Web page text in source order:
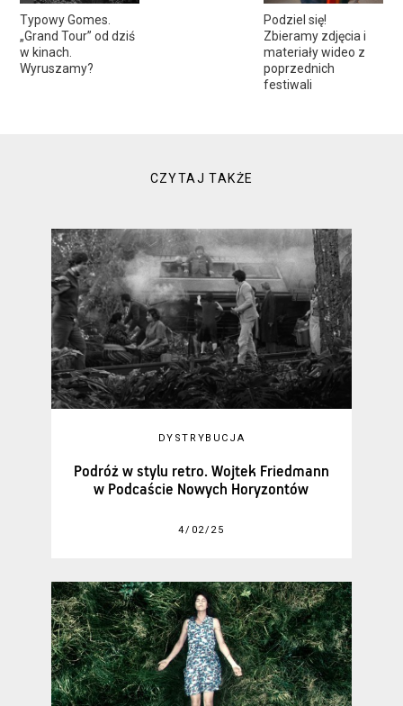
Typowy Gomes.
„Grand Tour” od dziś
w kinach.
Wyruszamy?
Podziel się!
Zbieramy zdjęcia i
materiały wideo z
poprzednich
festiwali
CZYTAJ TAKŻE
DYSTRYBUCJA
Podróż w stylu retro. Wojtek Friedmann
w Podcaście Nowych Horyzontów
4/02/25